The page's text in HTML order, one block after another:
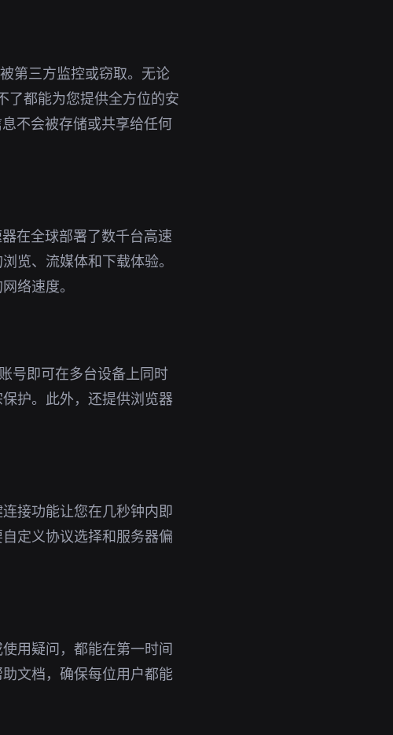
第三方监控或窃取。无论
了都能为您提供全方位的安
不会被存储或共享给任何
在全球部署了数千台高速
览、流媒体和下载体验。
络速度。
号即可在多台设备上同时
护。此外，还提供浏览器
接功能让您在几秒钟内即
定义协议选择和服务器偏
用疑问，都能在第一时间
文档，确保每位用户都能